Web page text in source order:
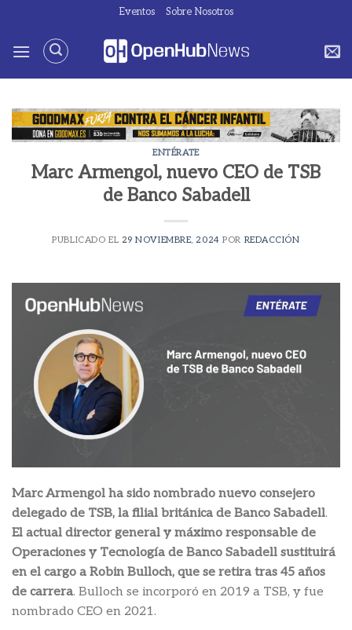
contenido
Eventos Sobre Nosotros
ENTÉRATE
Marc Armengol, nuevo CEO de TSB
de Banco Sabadell
PUBLICADO EL 29 NOVIEMBRE, 2024 POR REDACCIÓN
Marc Armengol ha sido nombrado nuevo consejero
delegado de TSB, la filial británica de Banco Sabadell.
El actual director general y máximo responsable de
Operaciones y Tecnología de Banco Sabadell sustituirá
en el cargo a Robin Bulloch, que se retira tras 45 años
de carrera. Bulloch se incorporó en 2019 a TSB, y fue
nombrado CEO en 2021.